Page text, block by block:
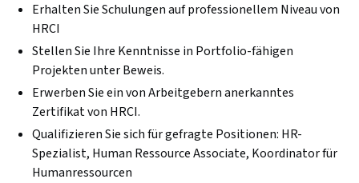
Erhalten Sie Schulungen auf professionellem Niveau von
HRCI
Stellen Sie Ihre Kenntnisse in Portfolio-fähigen
Projekten unter Beweis.
Erwerben Sie ein von Arbeitgebern anerkanntes
Zertifikat von HRCI.
Qualifizieren Sie sich für gefragte Positionen: HR-
Spezialist, Human Ressource Associate, Koordinator für
Humanressourcen